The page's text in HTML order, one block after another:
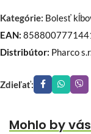
Kategórie: Bolesť
EAN:
Distribútor: Pharco
Zdieľať:
Mohlo by